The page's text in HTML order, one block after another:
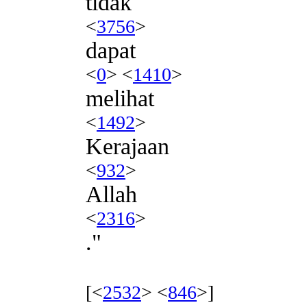
<3756>
dapat
<0> <1410>
melihat
<1492>
Kerajaan
<932>
Allah
<2316>
."
[<2532> <846>]